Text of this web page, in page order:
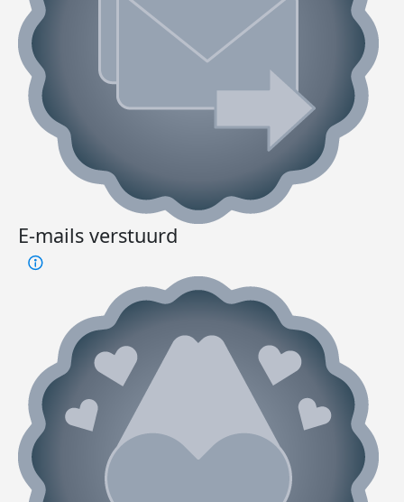
E-mails verstuurd